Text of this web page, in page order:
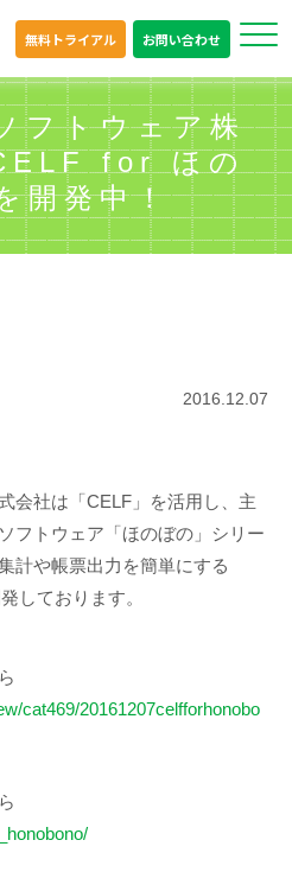
無料トライアル お問い合わせ
フトウェア株
for ほの
開発中！
2016.12.07
会社は「CELF」を活用し、主
フトウェア「ほのぼの」シリー
計や帳票出力を簡単にする
しております。
cat469/20161207celfforhonobo